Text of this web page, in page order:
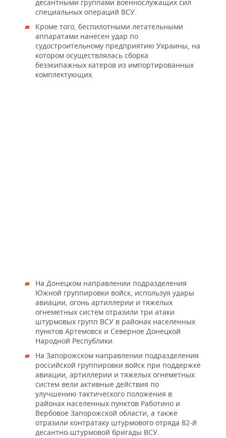
десантными группами военнослужащих сил
специальных операций ВСУ.
Кроме того, беспилотными летательными
аппаратами нанесен удар по
судостроительному предприятию Украины, на
котором осуществлялась сборка
безэкипажных катеров из импортированных
комплектующих.
На Донецком направлении подразделения
Южной группировки войск, используя удары
авиации, огонь артиллерии и тяжелых
огнеметных систем отразили три атаки
штурмовых групп ВСУ в районах населенных
пунктов Артемовск и Северное Донецкой
Народной Республики.
На Запорожском направлении подразделения
российской группировки войск при поддержке
авиации, артиллерии и тяжелых огнеметных
систем вели активные действия по
улучшению тактического положения в
районах населенных пунктов Работино и
Вербовое Запорожской области, а также
отразили контратаку штурмового отряда 82-й
десантно-штурмовой бригады ВСУ.